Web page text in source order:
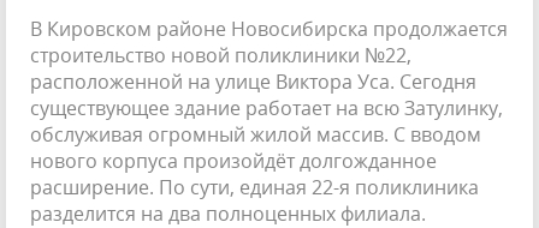
В Кировском районе Новосибирска продолжается
строительство новой поликлиники №22,
расположенной на улице Виктора Уса. Сегодня
существующее здание работает на всю Затулинку,
обслуживая огромный жилой массив. С вводом
нового корпуса произойдёт долгожданное
расширение. По сути, единая 22-я поликлиника
разделится на два полноценных филиала.